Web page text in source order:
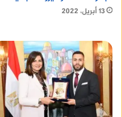
13 أبريل، 2022